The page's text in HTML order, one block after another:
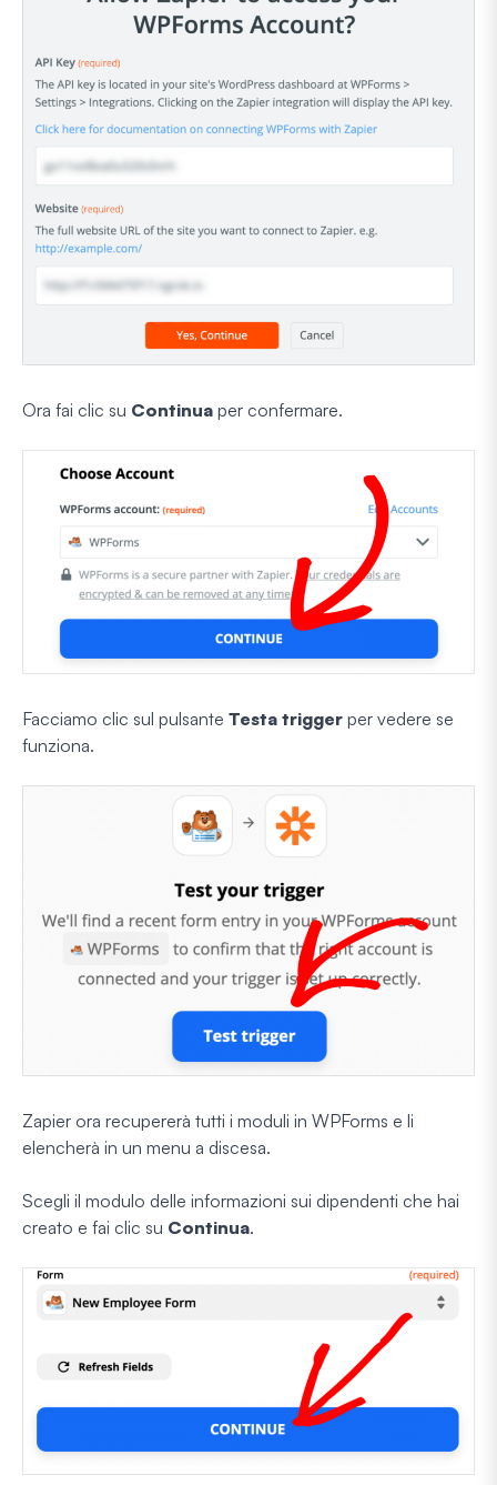
Ora fai clic su Continua per confermare.
Facciamo clic sul pulsante Testa trigger per vedere se
funziona.
Zapier ora recupererà tutti i moduli in WPForms e li
elencherà in un menu a discesa.
Scegli il modulo delle informazioni sui dipendenti che hai
creato e fai clic su Continua.